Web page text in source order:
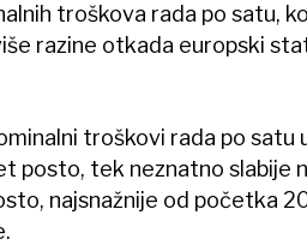
troškova rada po satu,
razine otkada europski
troškovi rada po satu
posto, tek neznatno slabije
najsnažnije od početka